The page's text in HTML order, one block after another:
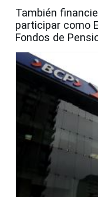
También
participar como
Fondos de